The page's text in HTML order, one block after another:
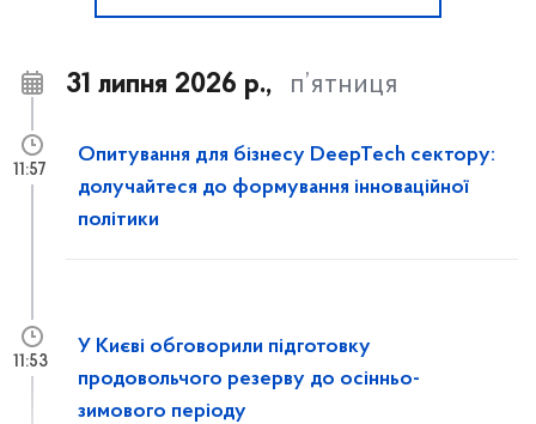
31 липня 2026 р., п’ятниця
Опитування для бізнесу DeepTech сектору:
долучайтеся до формування інноваційної
політики
11:57
У Києві обговорили підготовку
продовольчого резерву до осінньо-
зимового періоду
11:53